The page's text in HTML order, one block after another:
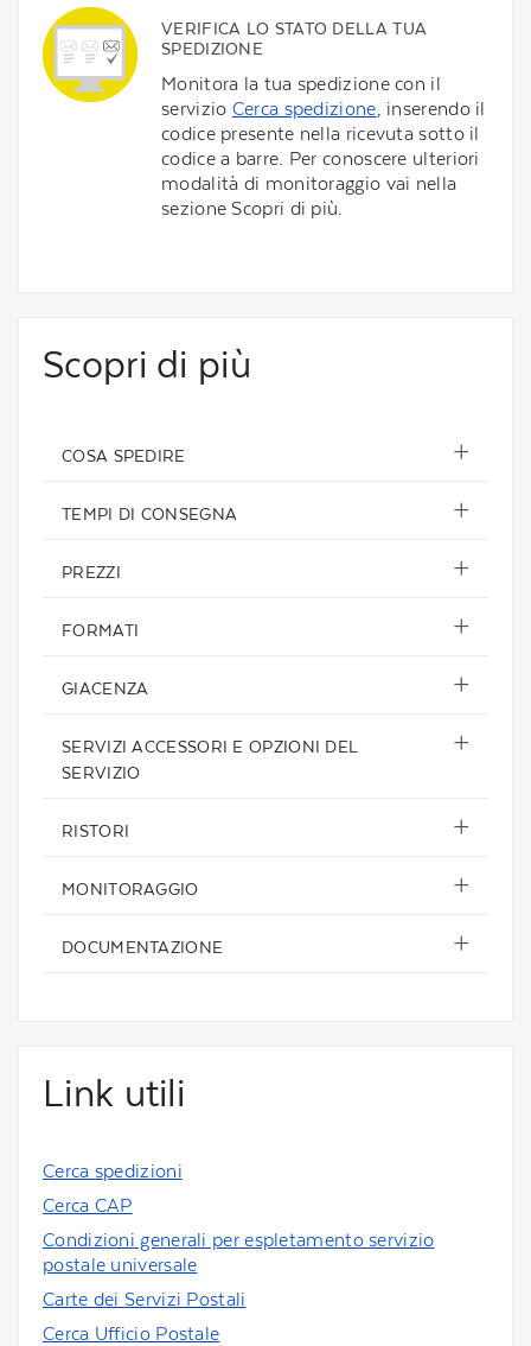
VERIFICA LO STATO DELLA TUA
SPEDIZIONE
Monitora la tua spedizione con il
servizio Cerca spedizione, inserendo il
codice presente nella ricevuta sotto il
codice a barre. Per conoscere ulteriori
modalità di monitoraggio vai nella
sezione Scopri di più.
Scopri di più
COSA SPEDIRE
TEMPI DI CONSEGNA
PREZZI
FORMATI
GIACENZA
SERVIZI ACCESSORI E OPZIONI DEL
SERVIZIO
RISTORI
MONITORAGGIO
DOCUMENTAZIONE
Link utili
Cerca spedizioni
Cerca CAP
Condizioni generali per espletamento servizio
postale universale
Carte dei Servizi Postali
Cerca Ufficio Postale